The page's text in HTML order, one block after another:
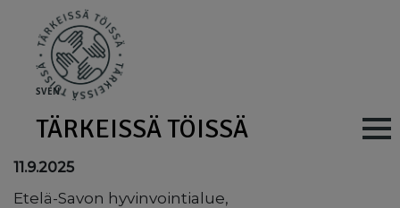
SVEN
TÄRKEISSÄ TÖISSÄ Main
11.9.2025
Etelä-Savon hyvinvointialue,